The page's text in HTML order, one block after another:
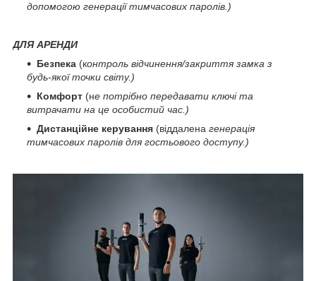
допомогою генерації тимчасових паролів.)
ДЛЯ АРЕНДИ
Безпека (контроль відчинення/закриття замка з
будь-якої точки світу.)
Комфорт (не потрібно передавати ключі та
витрачати на це особистий час.)
Дистанційне керування (віддалена генерація
тимчасових паролів для гостьового доступу.)